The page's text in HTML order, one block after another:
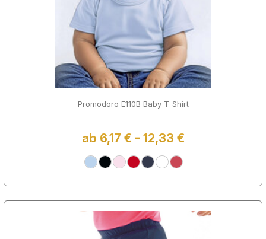
Promodoro E110B Baby T-Shirt
ab 6,17 € - 12,33 €